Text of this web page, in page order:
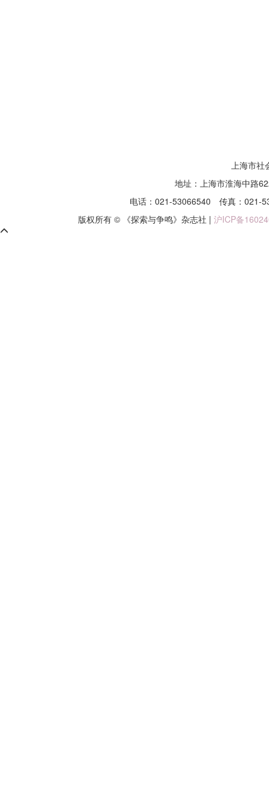
上海市社
地址：上海市淮海中路
电话：021-53066540 传真：
版权所有 © 《探索与争鸣》杂志社 | 沪ICP备